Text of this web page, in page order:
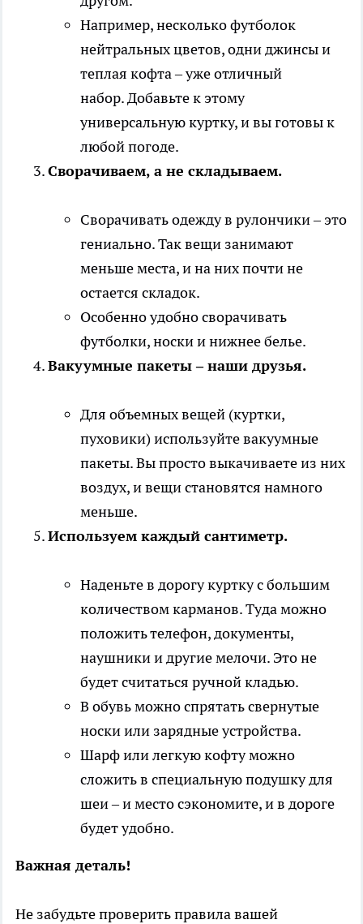
Например, несколько футболок
нейтральных цветов, одни джинсы и
теплая кофта – уже отличный
набор. Добавьте к этому
универсальную куртку, и вы готовы к
любой погоде.
Сворачиваем, а не складываем.
Сворачивать одежду в рулончики – это
гениально. Так вещи занимают
меньше места, и на них почти не
остается складок.
Особенно удобно сворачивать
футболки, носки и нижнее белье.
Вакуумные пакеты – наши друзья.
Для объемных вещей (куртки,
пуховики) используйте вакуумные
пакеты. Вы просто выкачиваете из них
воздух, и вещи становятся намного
меньше.
Используем каждый сантиметр.
Наденьте в дорогу куртку с большим
количеством карманов. Туда можно
положить телефон, документы,
наушники и другие мелочи. Это не
будет считаться ручной кладью.
В обувь можно спрятать свернутые
носки или зарядные устройства.
Шарф или легкую кофту можно
сложить в специальную подушку для
шеи – и место сэкономите, и в дороге
будет удобно.
Важная деталь!
Не забудьте проверить правила вашей